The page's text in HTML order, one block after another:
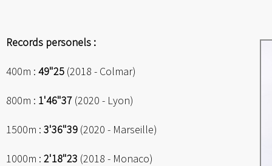
Records personels :
400m : 49"25 (2018 - Colmar)
800m : 1'46"37 (2020 - Lyon)
1500m : 3'36"39 (2020 - Marseille)
1000m : 2'18"23 (2018 - Monaco)